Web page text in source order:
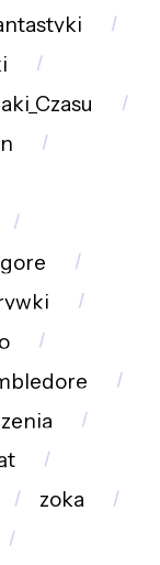
gore
zoka